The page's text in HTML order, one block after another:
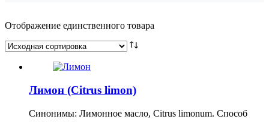
Отображение единственного товара
Лимон (Citrus limon)
Синонимы: Лимонное масло, Citrus limonum. Способ